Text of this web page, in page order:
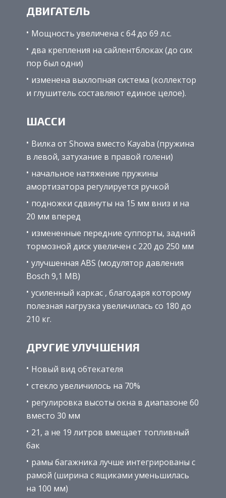
ДВИГАТЕЛЬ
Мощность увеличена с 64 до 69 л.с.
два крепления на сайлентблоках (до сих
пор был одни)
изменена выхлопная система (коллектор
и глушитель составляют единое целое).
ШАССИ
Вилка от Showa вместо Kayaba (пружина
в левой, затухание в правой голени)
начальное натяжение пружины
амортизатора регулируется ручкой
подножки сдвинуты на 15 мм вниз и на
20 мм вперед
измененные передние суппорты, задний
тормозной диск увеличен с 220 до 250 мм
улучшенная ABS (модулятор давления
Bosch 9,1 MB)
усиленный каркас , благодаря которому
полезная нагрузка увеличилась со 180 до
210 кг.
ДРУГИЕ УЛУЧШЕНИЯ
Новый вид обтекателя
стекло увеличилось на 70%
регулировка высоты окна в диапазоне 60
вместо 30 мм
21, а не 19 литров вмещает топливный
бак
рамы багажника лучше интегрированы с
рамой (ширина с ящиками уменьшилась
на 100 мм)